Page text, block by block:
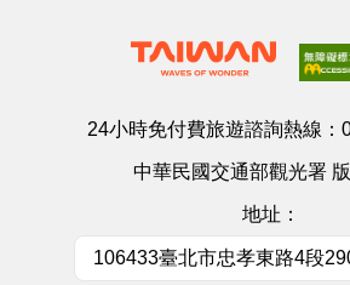
24小時免付費旅遊諮詢熱線：
中華民國交通部觀光署
地址：
106433臺北市忠孝東路4段